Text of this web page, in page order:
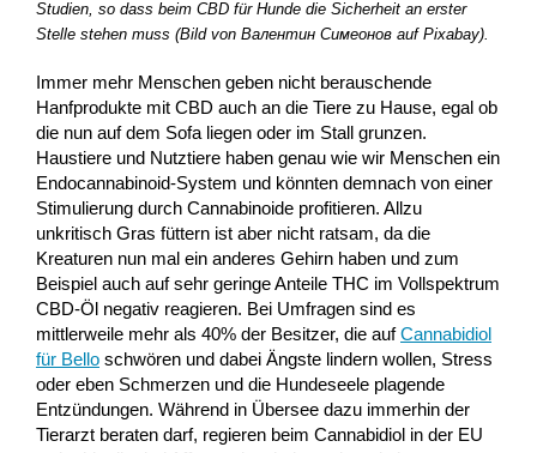
Studien, so dass beim CBD für Hunde die Sicherheit an erster
Stelle stehen muss (Bild von Валентин Симеонов auf Pixabay).
Immer mehr Menschen geben nicht berauschende
Hanfprodukte mit CBD auch an die Tiere zu Hause, egal ob
die nun auf dem Sofa liegen oder im Stall grunzen.
Haustiere und Nutztiere haben genau wie wir Menschen ein
Endocannabinoid-System und könnten demnach von einer
Stimulierung durch Cannabinoide profitieren. Allzu
unkritisch Gras füttern ist aber nicht ratsam, da die
Kreaturen nun mal ein anderes Gehirn haben und zum
Beispiel auch auf sehr geringe Anteile THC im Vollspektrum
CBD-Öl negativ reagieren. Bei Umfragen sind es
mittlerweile mehr als 40% der Besitzer, die aufCannabidiol
für Bello schwören und dabei Ängste lindern wollen, Stress
oder eben Schmerzen und die Hundeseele plagende
Entzündungen. Während in Übersee dazu immerhin der
Tierarzt beraten darf, regieren beim Cannabidiol in der EU